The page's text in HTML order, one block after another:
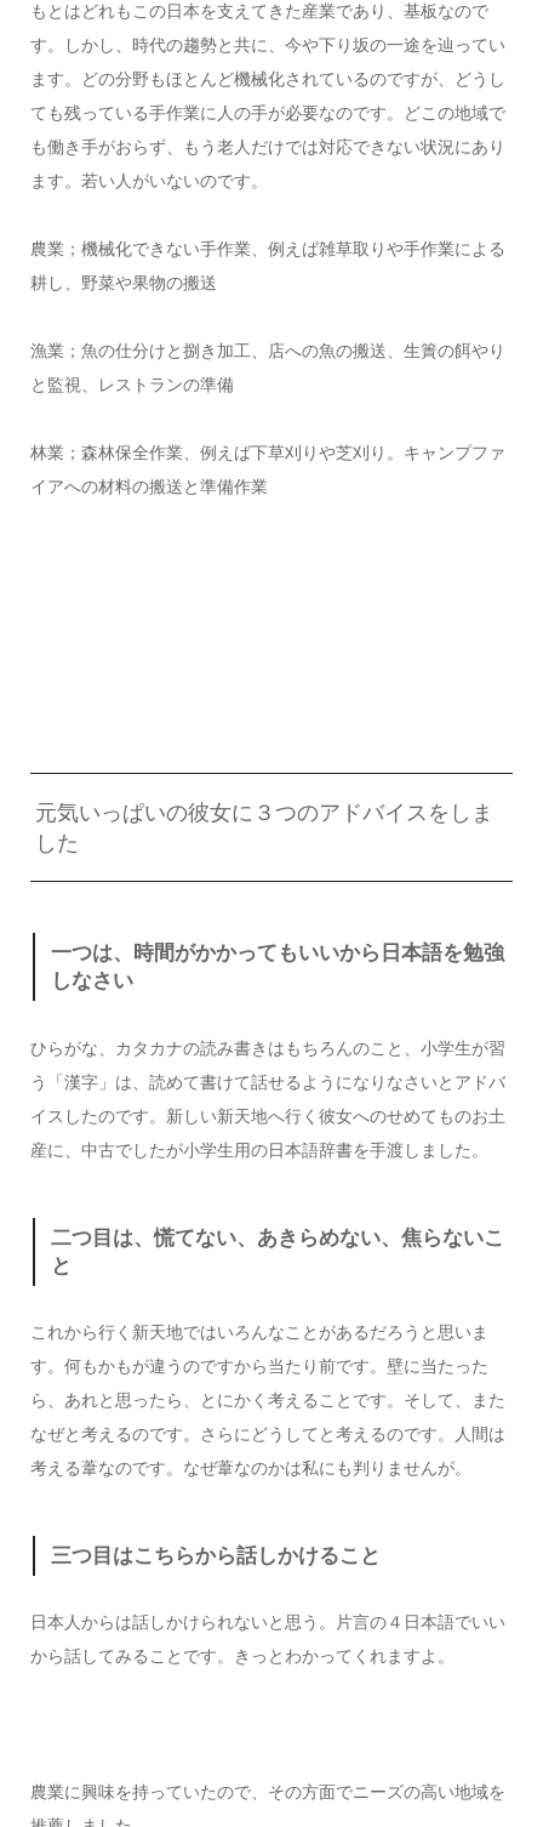
もとはどれもこの日本を支えてきた産業であり、基板なので
す。しかし、時代の趨勢と共に、今や下り坂の一途を辿ってい
ます。どの分野もほとんど機械化されているのですが、どうし
ても残っている手作業に人の手が必要なのです。どこの地域で
も働き手がおらず、もう老人だけでは対応できない状況にあり
ます。若い人がいないのです。
農業；機械化できない手作業、例えば雑草取りや手作業による
耕し、野菜や果物の搬送
漁業；魚の仕分けと捌き加工、店への魚の搬送、生簀の餌やり
と監視、レストランの準備
林業；森林保全作業、例えば下草刈りや芝刈り。キャンプファ
イアへの材料の搬送と準備作業
元気いっぱいの彼女に３つのアドバイスをしま
した
一つは、時間がかかってもいいから日本語を勉強
しなさい
ひらがな、カタカナの読み書きはもちろんのこと、小学生が習
う「漢字」は、読めて書けて話せるようになりなさいとアドバ
イスしたのです。新しい新天地へ行く彼女へのせめてものお土
産に、中古でしたが小学生用の日本語辞書を手渡しました。
二つ目は、慌てない、あきらめない、焦らないこ
と
これから行く新天地ではいろんなことがあるだろうと思いま
す。何もかもが違うのですから当たり前です。壁に当たった
ら、あれと思ったら、とにかく考えることです。そして、また
なぜと考えるのです。さらにどうしてと考えるのです。人間は
考える葦なのです。なぜ葦なのかは私にも判りませんが。
三つ目はこちらから話しかけること
日本人からは話しかけられないと思う。片言の４日本語でいい
から話してみることです。きっとわかってくれますよ。
農業に興味を持っていたので、その方面でニーズの高い地域を